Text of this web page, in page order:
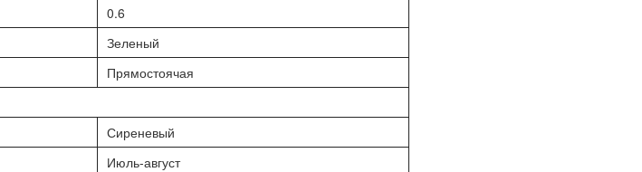
0.6
Зеленый
Прямостоячая
Сиреневый
Июль-август